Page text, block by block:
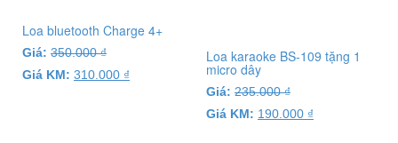
Loa bluetooth Charge 4+
Giá: 350.000₫
Giá KM: 310.000 ₫
Loa karaoke BS-109 tặng 1
micro dây
Giá: 235.000₫
Giá KM: 190.000 ₫